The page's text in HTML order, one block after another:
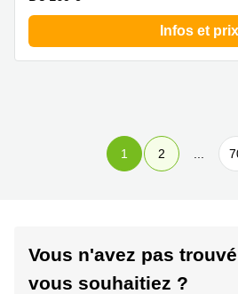
Infos et prix
1 2
Vous n'avez pas
vous souhaitiez ?